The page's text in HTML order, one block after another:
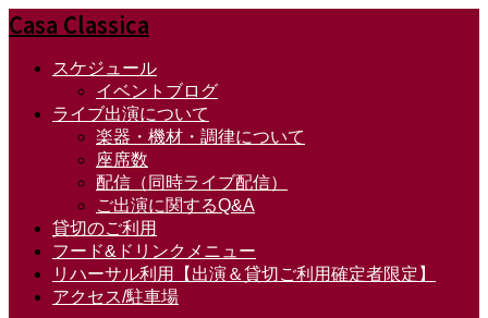
Casa Classica
スケジュール
イベントブログ
ライブ出演について
楽器・機材・調律について
座席数
配信（同時ライブ配信）
ご出演に関するQ&A
貸切のご利用
フード&ドリンクメニュー
リハーサル利用【出演＆貸切ご利用確定者限定】
アクセス/駐車場